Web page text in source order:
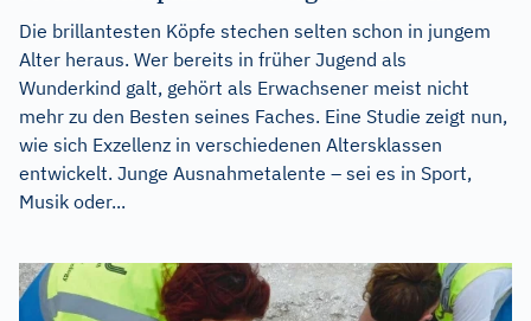
Die brillantesten Köpfe stechen selten schon in jungem
Alter heraus. Wer bereits in früher Jugend als
Wunderkind galt, gehört als Erwachsener meist nicht
mehr zu den Besten seines Faches. Eine Studie zeigt nun,
wie sich Exzellenz in verschiedenen Altersklassen
entwickelt. Junge Ausnahmetalente – sei es in Sport,
Musik oder...